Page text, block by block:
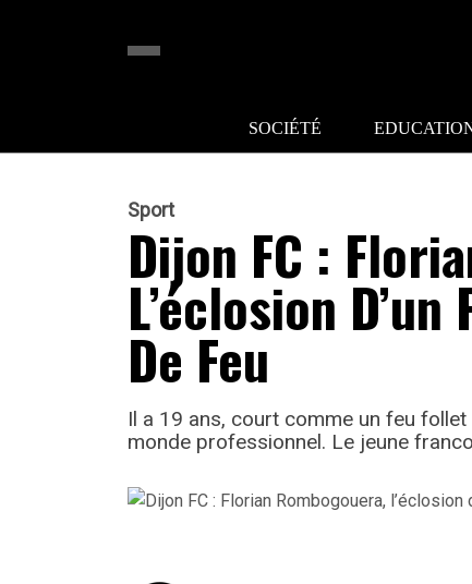
SOCIÉTÉ
Sport
Dijon FC :
L’éclosion
De Feu
Il a 19 ans, court comme un feu
monde professionnel. Le jeune